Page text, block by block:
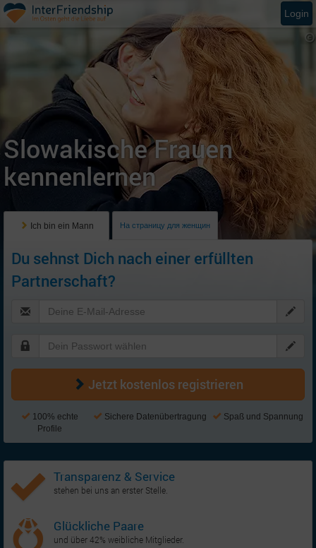
Slowakische Frauen
kennenlernen
Ich bin ein Mann На страницу для женщин
Du sehnst Dich nach einer erfüllten
Partnerschaft?
Jetzt kostenlos registrieren
100% echte
Profile
Sichere Datenübertragung Spaß und Spannung
Transparenz & Service
stehen bei uns an erster Stelle.
Glückliche Paare
und über 42% weibliche Mitglieder.
Login